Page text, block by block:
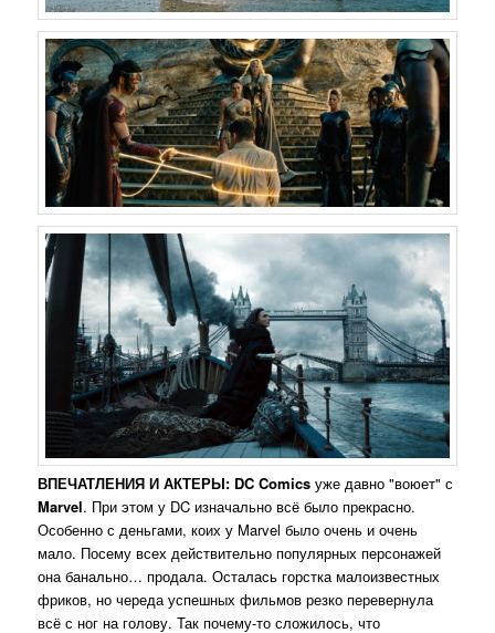
ВПЕЧАТЛЕНИЯ И АКТЕРЫ: DC Comicsуже давно "воюет" с
Marvel. При этом у DC изначально всё было прекрасно.
Особенно с деньгами, коих у Marvel было очень и очень
мало. Посему всех действительно популярных персонажей
она банально… продала. Осталась горстка малоизвестных
фриков, но череда успешных фильмов резко перевернула
всё с ног на голову. Так почему-то сложилось, что